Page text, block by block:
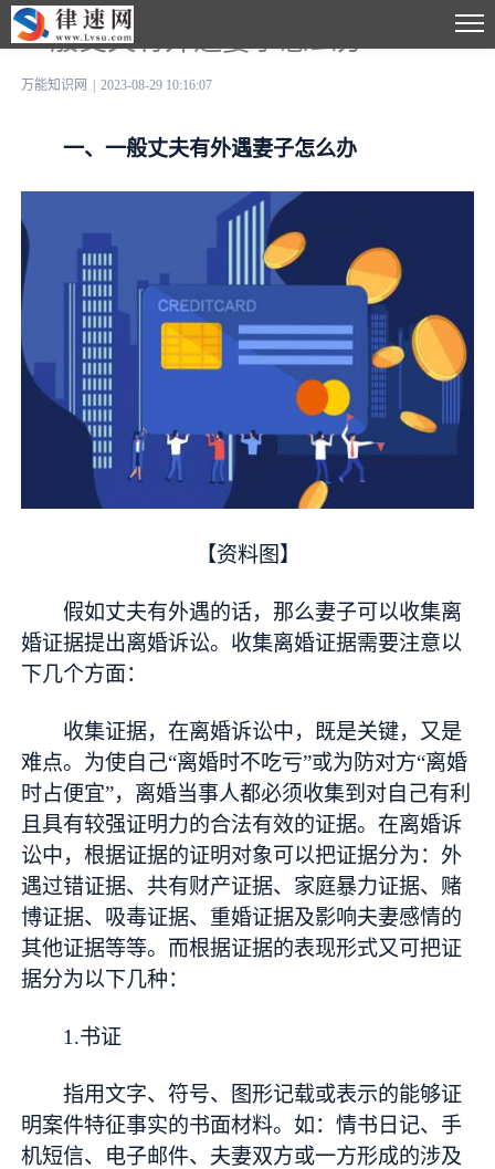
一般丈夫有外遇妻子怎么办
万能知识网 2023-08-29 10:16:07
一、一般丈夫有外遇妻子怎么办
【资料图】
假如丈夫有外遇的话，那么妻子可以收集离
婚证据提出离婚诉讼。收集离婚证据需要注意以
下几个方面：
收集证据，在离婚诉讼中，既是关键，又是
难点。为使自己“离婚时不吃亏”或为防对方“离婚
时占便宜”，离婚当事人都必须收集到对自己有利
且具有较强证明力的合法有效的证据。在离婚诉
讼中，根据证据的证明对象可以把证据分为：外
遇过错证据、共有财产证据、家庭暴力证据、赌
博证据、吸毒证据、重婚证据及影响夫妻感情的
其他证据等等。而根据证据的表现形式又可把证
据分为以下几种：
1.书证
指用文字、符号、图形记载或表示的能够证
明案件特征事实的书面材料。如：情书日记、手
机短信、电子邮件、夫妻双方或一方形成的涉及